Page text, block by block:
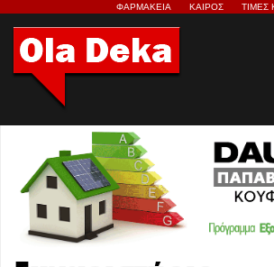
ΦΑΡΜΑΚΕΙΑ ΚΑΙΡΟΣ ΤΙΜΕΣ